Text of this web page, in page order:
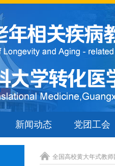
新闻动态 党团工会
全国高校黄大年式教师